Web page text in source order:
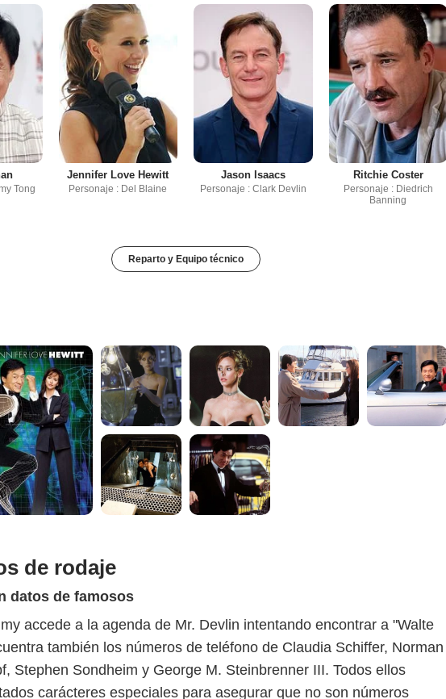
Tong
Jennifer Love Hewitt
Personaje : Del Blaine
Jason Isaacs
Personaje : Clark Devlin
Ritchie Coster
Personaje : Diedrich
Banning
Reparto y Equipo técnico
de rodaje
datos de famosos
accede a la agenda de Mr. Devlin intentando encontrar a "Walte
también los números de teléfono de Claudia Schiffer, Norman
Stephen Sondheim y George M. Steinbrenner III. Todos ellos
carácteres especiales para asegurar que no son números